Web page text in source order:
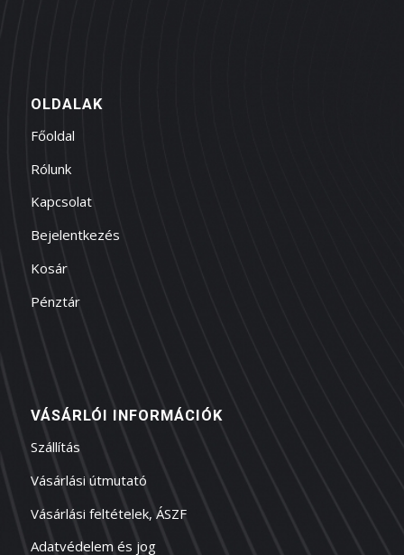
OLDALAK
Főoldal
Rólunk
Kapcsolat
Bejelentkezés
Kosár
Pénztár
VÁSÁRLÓI INFORMÁCIÓK
Szállítás
Vásárlási útmutató
Vásárlási feltételek, ÁSZF
Adatvédelem és jog